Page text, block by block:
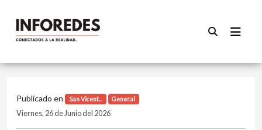
Publicado en San Vicent... General
Viernes, 26 de Junio del 2026